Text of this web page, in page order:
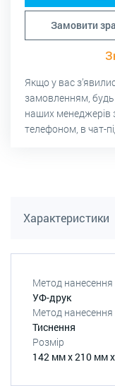
Замовити
Якщо у вас
замовленням,
наших менеджерів
телефоном, в чат-
Характеристики
Метод нанесення
УФ-друк
Метод нанесення
Тиснення
Розмір
142 мм х 210 мм